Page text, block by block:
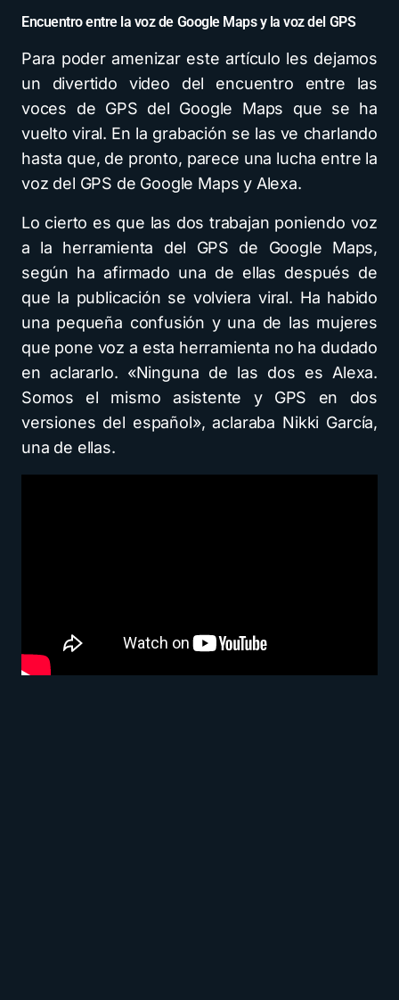
Encuentro entre la voz de Google Maps y la voz del GPS
Para poder amenizar este artículo les dejamos
un divertido video del encuentro entre las
voces de GPS del Google Maps que se ha
vuelto viral. En la grabación se las ve charlando
hasta que, de pronto, parece una lucha entre la
voz del GPS de Google Maps y Alexa.
Lo cierto es que las dos trabajan poniendo voz
a la herramienta del GPS de Google Maps,
según ha afirmado una de ellas después de
que la publicación se volviera viral. Ha habido
una pequeña confusión y una de las mujeres
que pone voz a esta herramienta no ha dudado
en aclararlo. «Ninguna de las dos es Alexa.
Somos el mismo asistente y GPS en dos
versiones del español», aclaraba Nikki García,
una de ellas.